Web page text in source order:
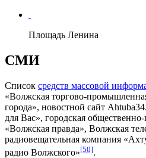
Площадь Ленина
СМИ
Список средств массовой
«Волжская торгово-
города», новостной сайт
для Вас», городская общественно-
«Волжская правда», Волжская
радиовещательная компания
радио Волжского»[50].